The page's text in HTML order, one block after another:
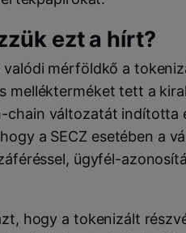
ezt a hírt?
valódi mérföldkő a
mellékterméket tett a
chain változatát indította
a SECZ esetében a
ügyfél-
hogy a tokenizált